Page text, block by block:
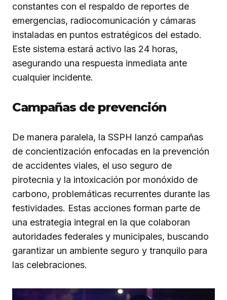
constantes con el respaldo de reportes de
emergencias, radiocomunicación y cámaras
instaladas en puntos estratégicos del estado.
Este sistema estará activo las 24 horas,
asegurando una respuesta inmediata ante
cualquier incidente.
Campañas de prevención
De manera paralela, la SSPH lanzó campañas
de concientización enfocadas en la prevención
de accidentes viales, el uso seguro de
pirotecnia y la intoxicación por monóxido de
carbono, problemáticas recurrentes durante las
festividades. Estas acciones forman parte de
una estrategia integral en la que colaboran
autoridades federales y municipales, buscando
garantizar un ambiente seguro y tranquilo para
las celebraciones.